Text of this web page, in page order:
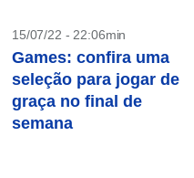
15/07/22 - 22:06min
Games: confira uma
seleção para jogar de
graça no final de
semana